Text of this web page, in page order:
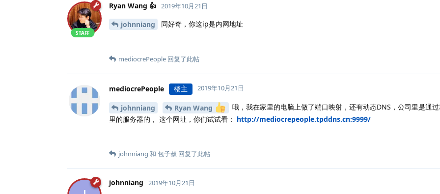
Ryan Wang 👍
STAFF
2019年10月21日
johnniang 同好奇，你这ip是内网地址
mediocrePeople 回复了此帖
mediocrePeople 楼主 2019年10月21日
johnniang Ryan Wang
哦，我在家里的电脑上做了端口映射，还有动态DNS，公司里是通
里的服务器的， 这个网址，你们试试看： http://mediocrepeople.tpddns.cn:9999/
johnniang 和 包子叔 回复了此帖
johnniang 2019年10月21日